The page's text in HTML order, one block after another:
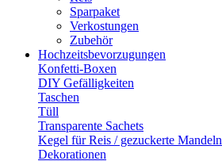
Sparpaket
Verkostungen
Zubehör
Hochzeitsbevorzugungen
Konfetti-Boxen
DIY Gefälligkeiten
Taschen
Tüll
Transparente Sachets
Kegel für Reis / gezuckerte Mandeln
Dekorationen